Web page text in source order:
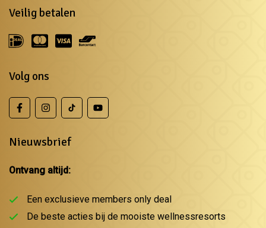
Veilig betalen
Volg ons
Nieuwsbrief
Ontvang altijd:
Een exclusieve members only deal
De beste acties bij de mooiste wellnessresorts